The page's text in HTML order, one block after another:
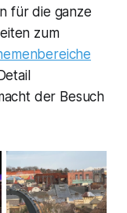
für die ganze
zum
der Besuch